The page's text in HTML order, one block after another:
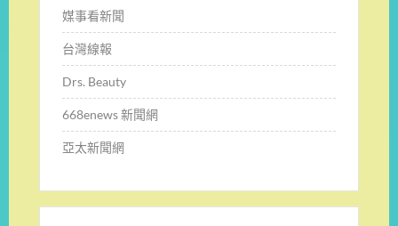
媒事看新聞
台灣線報
Drs. Beauty
668enews 新聞網
亞太新聞網